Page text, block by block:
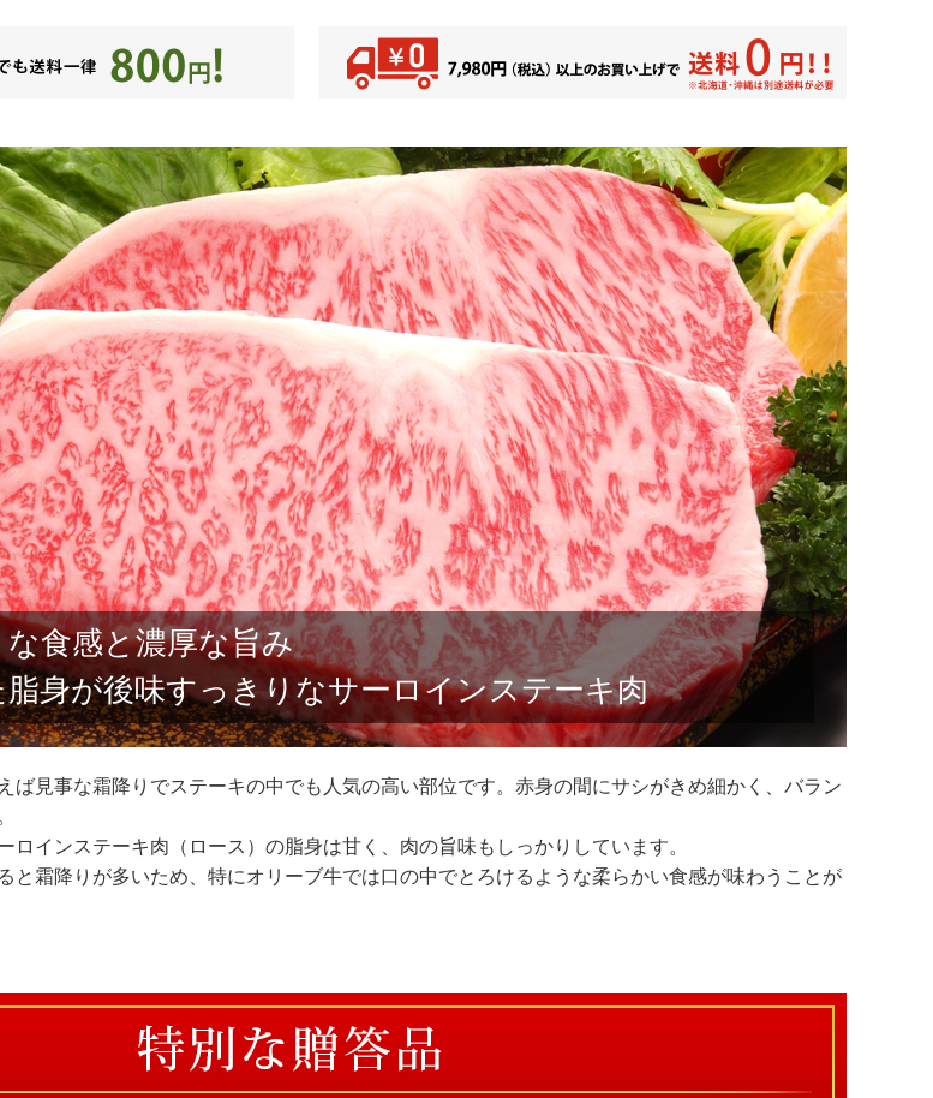
食感と濃厚な旨み
身が後味すっきりなサーロインステーキ肉
ば見事な霜降りでステーキの中でも人気の高い部位です。赤身の間にサシがきめ細かく、バラン
ロインステーキ肉（ロース）の脂身は甘く、肉の旨味もしっかりしています。
と霜降りが多いため、特にオリーブ牛では口の中でとろけるような柔らかい食感が味わうことが